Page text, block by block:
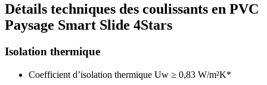
Détails techniques des coulissants en PVC
Paysage Smart Slide 4Stars
Isolation thermique
Coefficient d’isolation thermique Uw ≥ 0,83 W/m²K*